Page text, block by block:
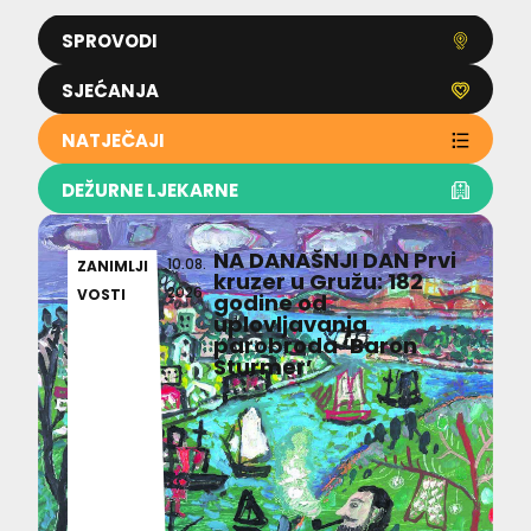
SPROVODI
SJEĆANJA
NATJEČAJI
DEŽURNE LJEKARNE
ZANIMLJI
VOSTI
10.08.
2026
NA DANAŠNJI DAN Prvi
kruzer u Gružu: 182
godine od
uplovljavanja
parobroda ‘Baron
Sturmer’